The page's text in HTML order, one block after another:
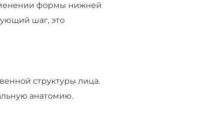
формы нижней
шаг, это
структуры лица.
анатомию.